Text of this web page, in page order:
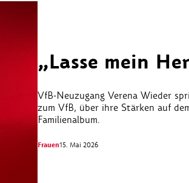
„Lasse mein
VfB-Neuzugang Verena Wieder
zum VfB, über ihre Stärken auf
Familienalbum.
Frauen15. Mai 2026